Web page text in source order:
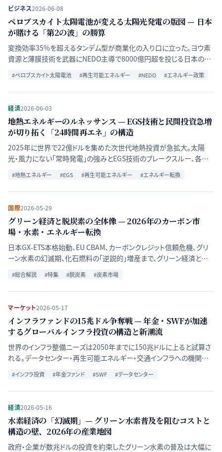
ビジネス2026-06-08
ペロブスカイト太陽電池が変える太陽光発電の版図 — 日本
が賭ける「第2の波」の勝算
変換効率35%を超えるタンデム型が商業化の入り口に立った。ヨウ素
資源と薄膜技術を武器にNEDO主導で8000億円超を投じる日本の再
挑戦と、耐久性・コスト面の課題を多角的に分析する。
#ペロブスカイト太陽電池 #再生可能エネルギー #NEDO #エネルギー政策
経済2026-06-03
地熱エネルギーのルネッサンス — EGS技術と民間投資急増
が切り拓く「24時間再エネ」の構造
2025年に世界で22億ドルを集めた次世代地熱投資が急拡大。太陽
光・風力にない「常時発電」の強みとEGS技術のブレークスルー、各国
#地熱エネルギー #EGS #再生可能エネルギー #エネルギー転換
国際2026-05-29
グリーン経済と脱炭素の全体像 — 2026年のカーボン市
場・水素・エネルギー転換
日本GX-ETS本格始動、EU CBAM、カーボンクレジット信頼危機、グリ
ーン水素の幻滅期、化石燃料の「逆説的」増産まで、グリーン経済と脱
る。
#総合解説 #特集 #脱炭素 #炭素市場
マーケット2026-05-17
インフラファンドの15兆ドル争奪戦 — 年金・SWFが加速
するグローバルインフラ投資の構造と新潮流
世界のインフラ整備ニーズは2050年までに150兆ドルに上ると試算さ
れる。データセンター・再生可能エネルギー・交通インフラへの機関投
資家マネーが急拡大する背景と、リターン環境の変容を読み解く。
#インフラ投資 #年金ファンド #SWF #データセンター
経済2026-05-16
水素経済の「幻滅期」— グリーン水素普及を阻むコストと
構造の壁、2026年の産業地図
政府・企業が数兆ドルの投資を約束したグリーン水素の普及は大幅に